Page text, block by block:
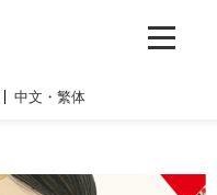
中文・繁体